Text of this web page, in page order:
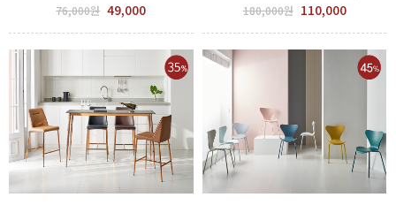
76,000원 49,000 180,000원 110,000